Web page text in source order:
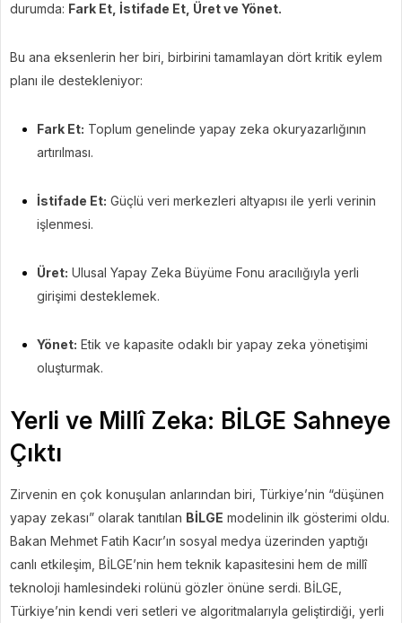
durumda: Fark Et, İstifade Et, Üret ve Yönet.
Bu ana eksenlerin her biri, birbirini tamamlayan dört kritik eylem
planı ile destekleniyor:
Fark Et: Toplum genelinde yapay zeka okuryazarlığının
artırılması.
İstifade Et: Güçlü veri merkezleri altyapısı ile yerli verinin
işlenmesi.
Üret: Ulusal Yapay Zeka Büyüme Fonu aracılığıyla yerli
girişimi desteklemek.
Yönet: Etik ve kapasite odaklı bir yapay zeka yönetişimi
oluşturmak.
Yerli ve Millî Zeka: BİLGE Sahneye
Çıktı
Zirvenin en çok konuşulan anlarından biri, Türkiye’nin “düşünen
yapay zekası” olarak tanıtılan BİLGE modelinin ilk gösterimi oldu.
Bakan Mehmet Fatih Kacır’ın sosyal medya üzerinden yaptığı
canlı etkileşim, BİLGE’nin hem teknik kapasitesini hem de millî
teknoloji hamlesindeki rolünü gözler önüne serdi. BİLGE,
Türkiye’nin kendi veri setleri ve algoritmalarıyla geliştirdiği, yerli